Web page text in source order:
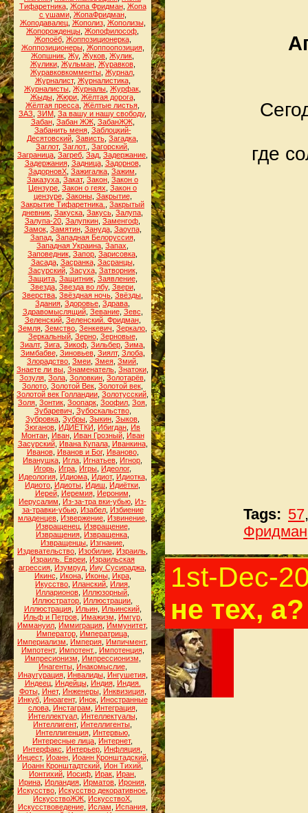
Тифаретника, Жопа Фридман, Жопа
с ушами, ЖопаФридман,
Жоподавалец, Жополиз, Жополизы,
Жопорожденцы Жопофилософ
Жопоёб, Жоппозиционерка,
Жоппозиционеры, Жоппоопозиция,
Жопшник Жу, Жуков Жулик
Жулики, Жульман, Журавков,
Журавковкомменты Журнал
Журналист, Журналистика,
Журналисты Журналы Журфак
Жыды, Жюри, Жёлтая дорога,
Жёлтая пресса Жёлтые листья
ЗАЗ ЗИМ За вашу и нашу свободу,
Забан, Забан ЖЖ, ЗабанЖЖ,
Забанить меня, Заблоцкий-
Десятовский Зависть Загадка
Заглот, Заглот. Загорский
Заграница Загреб Зад Задержание
Задержания, Задница, Задорнов,
ЗадорновХ Зажигалка Зажим
Заказуха Закат, Закон Закон о
Цензуре Закон о геях Закон о
цензуре, Законы, Закрытие,
Закрытие Тифаретника.
Закрытый
дневник Закуска Закусь Залупа
Залупа-20 Залупкин Заменгоф
Замок, Замятин, Зануда, Заоупа,
Запад, Западная Белоруссия,
Западная Украина Запах
Заповедник Запор Зарисовка
Засада, Засранка, Засранцы,
Засурский, Засуха, Затворник,
Защита, Защитник, Заявление,
Звезда, Звезда во лбу, Звери,
Зверства Звёздная ночь Звёзды
Здания Здоровье Здрава
Здравомыслящий, Зевание, Зевс
Зеленский, Зеленский. Фридман,
Земля Земство Зенкевич Зеркало
Зеркальный, Зерно, Зерновые,
Зиалт, Зига Зикоф Зильбер Зима
Зимбабве, Зиновьев, Зиялт, Злоба,
Злорадство Змеи Змея Змий
Знаете ли вы Знаменатель Знатоки
Зозуля Зола Золовкин Золотарёв
Золото Золотой Век Золотой век
Золотой век Голландии Золотусский
Золя Зонтик Зоопарк Зоофил Зоя
Зубаревич Зубоскальство,
Зубровка Зубры Зыкин Зыков
Зюганов ИДИЁТКИ Ибигдан Ив
Монтан, Иван, Иван Грозный, Иван
Засурский, Ивана Купала, Иванкина,
Иванов, Иванов и Бог, Иваново,
Иванушка Игла Игнатьев Игнор
Игорь Игра Игры Идеолог,
Идеология, Идиома, Идиот, Идиотка,
Идиото Идиоты Идиш Идиётки
Иерей, Иеремия, Иероним
Иерусалим
Из-за-тра вки-убью Из-
за-травки-убью, Изабел, Избиение
младенцев Извержение Извинение
Извращенец, Извращение,
Извращения Извращенка
Извращенцы Изгнание
Издевательство Изобилие Израиль
Израиль. Евреи Израильская
агрессия Изумруд Ииу Сусираджа
Икинс
Икона, Иконы, Икра,
Икусство Иланский Илия
Илларионов Иллюзорный
Иллюстратор Иллюстрации
Иллюстрация, Ильин, Ильинский,
Ильф и Петров, Имажизм Имгур,
Иммануил Иммиграция Иммунитет,
Император, Императрица,
Империализм
Империя Импичмент,
Импотент, Импотент. Импотенция,
Импресионизм
Импрессионизм
Инагенты, Инакомыслие,
Инаугурация, Инвалиды, Ингушетия,
Индеец, Индейцы, Индия, Индия.
Фоты, Инет, Инженеры, Инквизиция,
Инкуб, Иноагент, Инок, Иностранные
слова, Инстаграм Интеграция,
Интеллектуал, Интеллектуалы,
Интеллигент, Интеллигенты
Интеллигенция, Интервью,
Интересные лица Интернет,
Интерфакс
Интерьер Инфляция
Инцест, Иоанн, Иоанн Кронштадский,
Иоанн Кронштадтский Ион Тихий
Ионтихий Иосиф Ирак Иран
Ирина Ирландия Ирматов Ирония
Искусство Искусство декоративное
ИскусствоЖЖ ИскусствоХ
Искусствоведение, Ислам Испания,
где
Tags: 57
Фридман
1st-Dec-
не тех, а?